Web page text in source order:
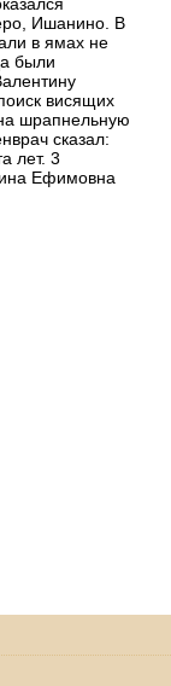
Ишанино. В
в ямах не
были
висящих
шрапнельную
сказал:
лет. 3
Ефимовна